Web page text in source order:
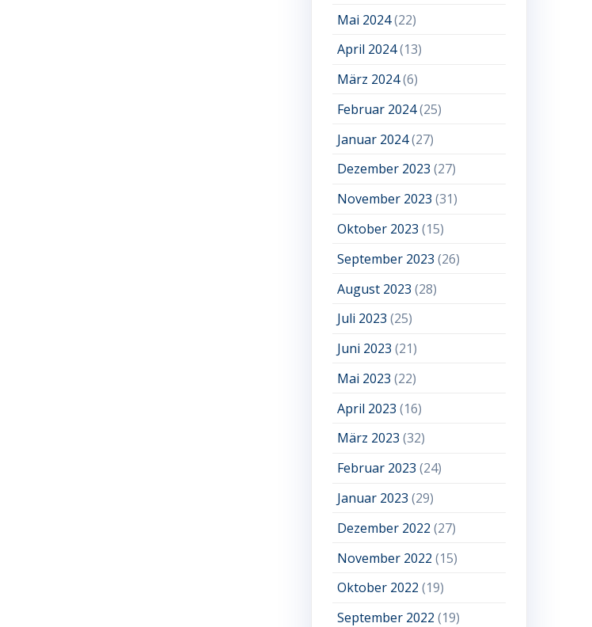
Mai 2024(22)
April 2024(13)
März 2024(6)
Februar 2024(25)
Januar 2024(27)
Dezember 2023 (27)
November 2023 (31)
Oktober 2023 (15)
September 2023 (26)
August 2023 (28)
Juli 2023 (25)
Juni 2023 (21)
Mai 2023 (22)
April 2023 (16)
März 2023 (32)
Februar 2023 (24)
Januar 2023 (29)
Dezember 2022 (27)
November 2022 (15)
Oktober 2022 (19)
September 2022 (19)